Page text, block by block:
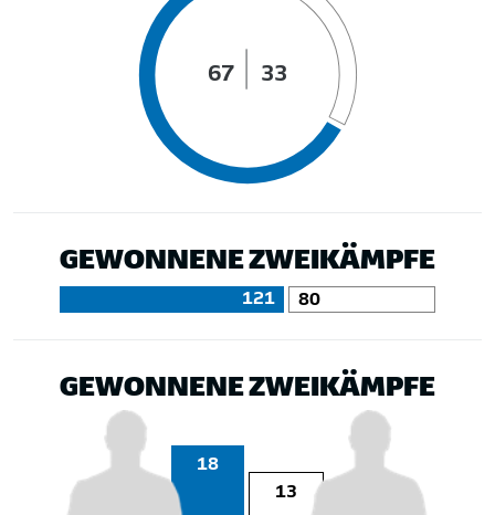
67 33
GEWONNENE ZWEIKÄMPFE
121 80
GEWONNENE ZWEIKÄMPFE
18
13